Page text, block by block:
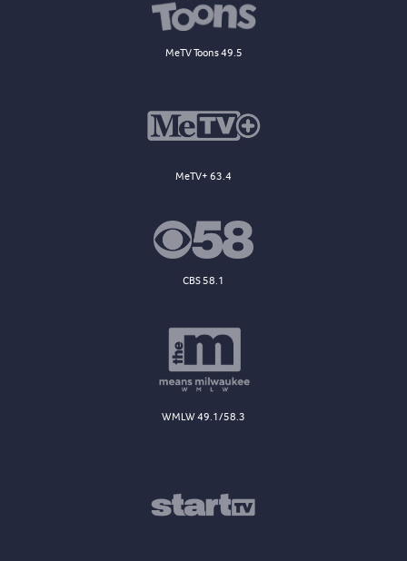
MeTV Toons 49.5
MeTV+ 63.4
CBS 58.1
WMLW 49.1/58.3